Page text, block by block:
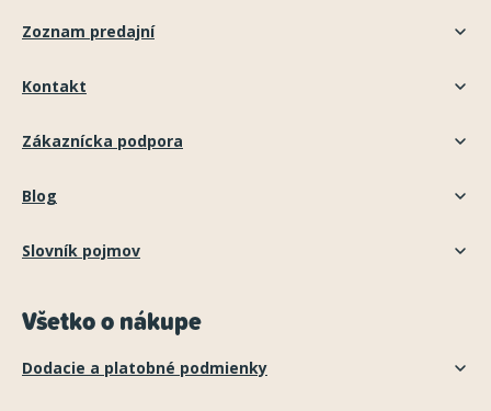
Zoznam predajní
Kontakt
Zákaznícka podpora
Blog
Slovník pojmov
Všetko o nákupe
Dodacie a platobné podmienky